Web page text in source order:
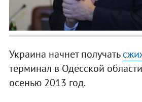
Украина начнет получать
терминал в Одесской
осенью 2013 год.